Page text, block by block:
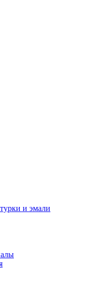
и эмали